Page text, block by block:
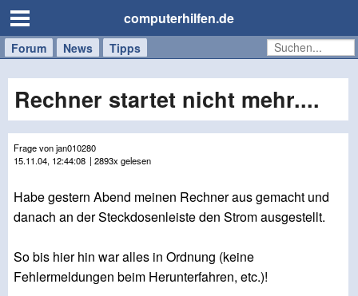
computerhilfen.de
Forum News Tipps
Handy
Tablet
Windows
Mac
Rechner startet nicht mehr....
Frage von jan010280
15.11.04, 12:44:08 | 2893x gelesen
Habe gestern Abend meinen Rechner aus gemacht und
danach an der Steckdosenleiste den Strom ausgestellt.
So bis hier hin war alles in Ordnung (keine
Fehlermeldungen beim Herunterfahren, etc.)!